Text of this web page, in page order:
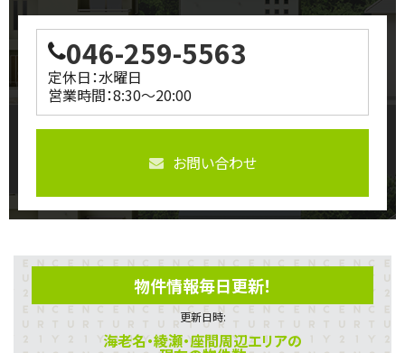
046-259-5563
定休日：水曜日
営業時間：8:30～20:00
お問い合わせ
物件情報毎日更新！
更新日時:
海老名・綾瀬・座間周辺エリアの